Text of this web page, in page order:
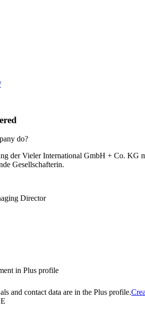
do?
der Vieler International GmbH + Co. KG
Gesellschafterin.
Director
in Plus profile
and contact data are in the Plus profile.